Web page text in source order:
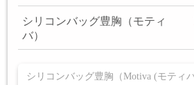
シリコンバッグ豊胸（モティ
バ）
シリコンバッグ豊胸（Motiva (モティ